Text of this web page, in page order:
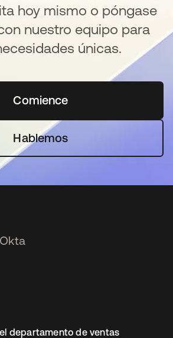
hoy mismo o póngase
nuestro equipo para
únicas.
Comiencese abre en una pestaña
Hablemos
departamento de ventas